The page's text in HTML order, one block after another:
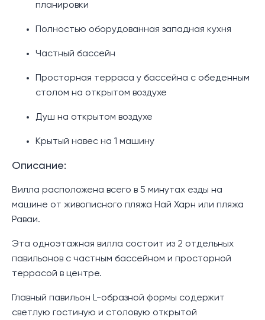
планировки
Полностью оборудованная западная кухня
Частный бассейн
Просторная терраса у бассейна с обеденным
столом на открытом воздухе
Душ на открытом воздухе
Крытый навес на 1 машину
Описание:
Вилла расположена всего в 5 минутах езды на
машине от живописного пляжа Най Харн или пляжа
Раваи.
Эта одноэтажная вилла состоит из 2 отдельных
павильонов с частным бассейном и просторной
террасой в центре.
Главный павильон L-образной формы содержит
светлую гостиную и столовую открытой